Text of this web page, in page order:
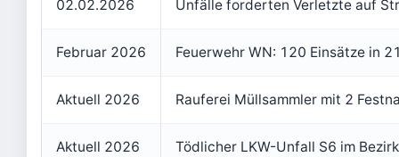
02.02.2026 Unfälle forderten Verletzte auf
Februar 2026 Feuerwehr WN: 120 Einsätze in
Aktuell 2026 Rauferei Müllsammler mit 2
Aktuell 2026 Tödlicher LKW-Unfall S6 im